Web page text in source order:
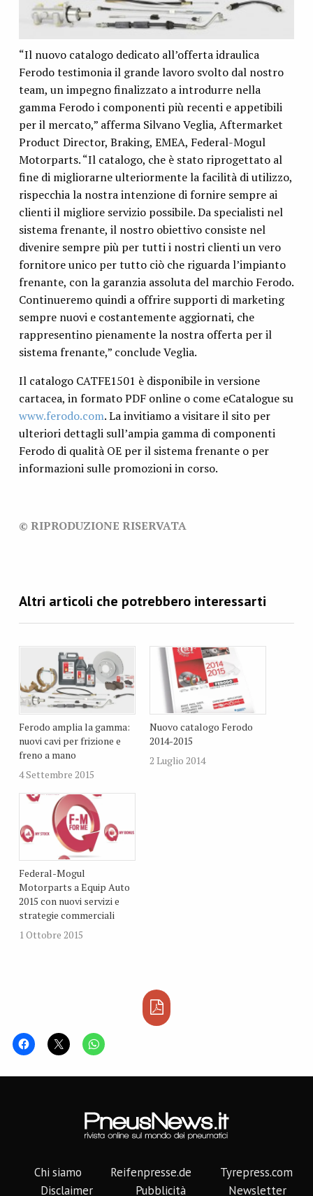
“Il nuovo catalogo dedicato all’offerta idraulica
Ferodo testimonia il grande lavoro svolto dal nostro
team, un impegno finalizzato a introdurre nella
gamma Ferodo i componenti più recenti e appetibili
per il mercato,” afferma Silvano Veglia, Aftermarket
Product Director, Braking, EMEA, Federal-Mogul
Motorparts. “Il catalogo, che è stato riprogettato al
fine di migliorarne ulteriormente la facilità di utilizzo,
rispecchia la nostra intenzione di fornire sempre ai
clienti il migliore servizio possibile. Da specialisti nel
sistema frenante, il nostro obiettivo consiste nel
divenire sempre più per tutti i nostri clienti un vero
fornitore unico per tutto ciò che riguarda l’impianto
frenante, con la garanzia assoluta del marchio Ferodo.
Continueremo quindi a offrire supporti di marketing
sempre nuovi e costantemente aggiornati, che
rappresentino pienamente la nostra offerta per il
sistema frenante,” conclude Veglia.
Il catalogo CATFE1501 è disponibile in versione
cartacea, in formato PDF online o come eCatalogue su
www.ferodo.com. La invitiamo a visitare il sito per
ulteriori dettagli sull’ampia gamma di componenti
Ferodo di qualità OE per il sistema frenante o per
informazioni sulle promozioni in corso.
© RIPRODUZIONE RISERVATA
Ferodo amplia la gamma:
nuovi cavi per frizione e
freno a mano
4 Settembre 2015
Nuovo catalogo Ferodo
2014-2015
2 Luglio 2014
Federal-Mogul
Motorparts a Equip Auto
2015 con nuovi servizi e
strategie commerciali
1 Ottobre 2015
Chi siamo Reifenpresse.de
Tyrepress.com
Disclaimer
Pubblicità Newsletter